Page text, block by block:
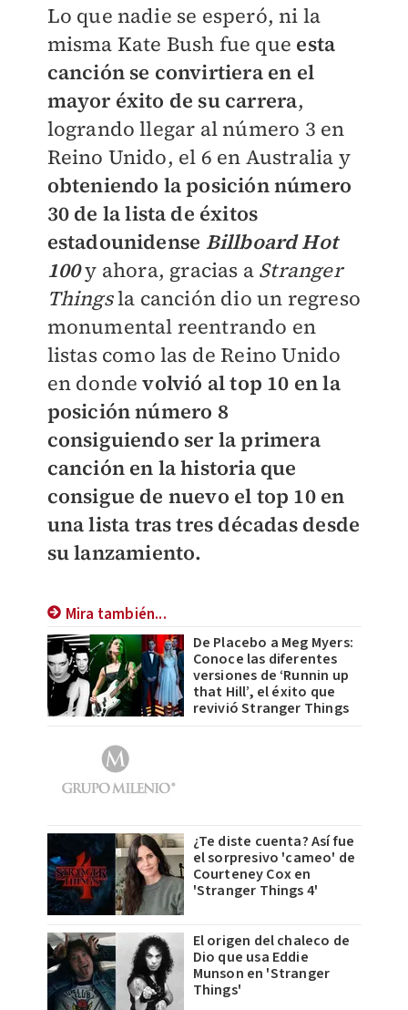
Lo que nadie se esperó, ni la
misma Kate Bush fue que esta
canción se convirtiera en el
mayor éxito de su carrera,
logrando llegar al número 3 en
Reino Unido, el 6 en Australia y
obteniendo la posición número
30 de la lista de éxitos
estadounidense Billboard Hot
100y ahora, gracias a Stranger
Thingsla canción dio un regreso
monumental reentrando en
listas como las de Reino Unido
en dondevolvió al top 10 en la
posición número 8
consiguiendo ser la primera
canción en la historia que
consigue de nuevo el top 10 en
una lista tras tres décadas desde
su lanzamiento.
Mira también...
De Placebo a Meg Myers:
Conoce las diferentes
versiones de ‘Runnin up
that Hill’, el éxito que
revivió Stranger Things
¿Te diste cuenta? Así fue
el sorpresivo 'cameo' de
Courteney Cox en
'Stranger Things 4'
El origen del chaleco de
Dio que usa Eddie
Munson en 'Stranger
Things'